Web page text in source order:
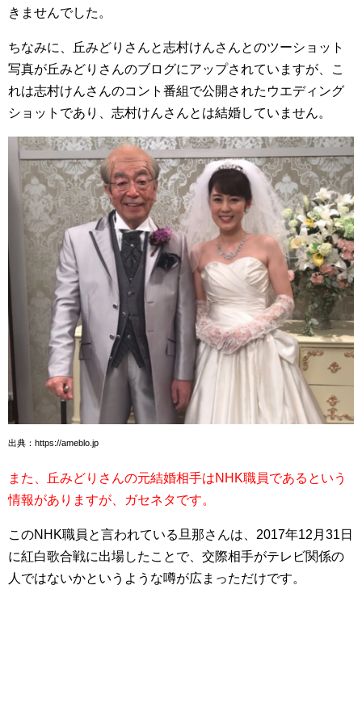
きませんでした。
ちなみに、丘みどりさんと志村けんさんとのツーショット
写真が丘みどりさんのブログにアップされていますが、こ
れは志村けんさんのコント番組で公開されたウエディング
ショットであり、志村けんさんとは結婚していません。
出典：https://ameblo.jp
また、丘みどりさんの元結婚相手はNHK職員であるという
情報がありますが、ガセネタです。
このNHK職員と言われている旦那さんは、2017年12月31日
に紅白歌合戦に出場したことで、交際相手がテレビ関係の
人ではないかというような噂が広まっただけです。